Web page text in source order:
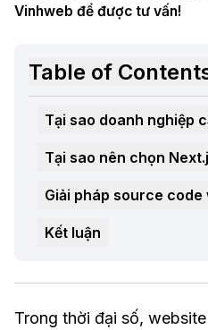
Vinhweb để được tư vấn!
Table of
Tại sao doanh nghiệp
Tại sao nên chọn
Giải pháp source
Kết luận
Trong thời đại số,